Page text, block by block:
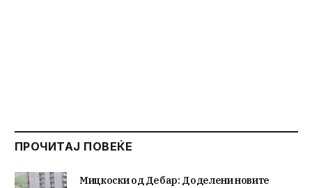
ПРОЧИТАЈ ПОВЕЌЕ
Мицкоски од Дебар: Доделени новите